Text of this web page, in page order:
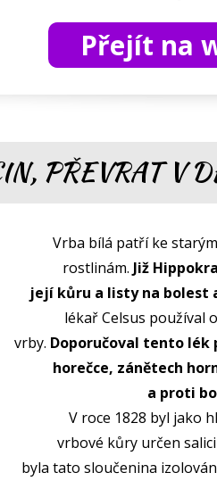
Přejít na
PŘEVRAT V
Vrba bílá patří ke
rostlinám. Již
její kůru a listy na bolest
lékař Celsus používal
vrby. Doporučoval tento lék
horečce, zánětech
a proti
V roce 1828 byl jako
vrbové kůry určen
byla tato sloučenina